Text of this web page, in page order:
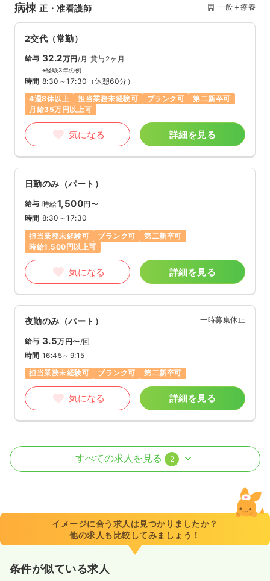
病棟正・准看護師 一般＋療養
2交代（常勤）
給与 32.2万円 /月 賞与2ヶ月
※経験3年の例
時間 8:30～17:30 （休憩60分）
4週8休以上
担当業務未経験可 ブランク可
第二新卒可
月給35万円以上可
気になる 詳細を見る
日勤のみ（パート）
給与 時給1,500円〜
時間 8:30～17:30
担当業務未経験可
ブランク可
第二新卒可
時給1,500円以上可
気になる 詳細を見る
夜勤のみ（パート） 一時募集休止
給与 3.5万円〜/回
時間 16:45～9:15
担当業務未経験可
ブランク可 第二新卒可
気になる 詳細を見る
外来 正・准看護師
8:45～17:30
4週8休以上
担当業務未経験可
ブランク可
すべての求人を見る 2
イメージに合う求人は見つかりましたか？
他の求人も比較してみましょう！
条件が似ている求人